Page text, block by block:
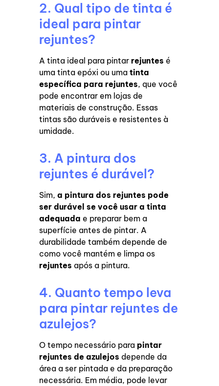
2. Qual tipo de tinta é
ideal para pintar
rejuntes?
A tinta ideal para pintar rejuntes é
uma tinta epóxi ou umatinta
específica para rejuntes, que você
pode encontrar em lojas de
materiais de construção. Essas
tintas são duráveis e resistentes à
umidade.
3. A pintura dos
rejuntes é durável?
Sim,a pintura dos rejuntes pode
ser durável se você usar a tinta
adequada e preparar bem a
superfície antes de pintar. A
durabilidade também depende de
como você mantém e limpa os
rejuntes após a pintura.
4. Quanto tempo leva
para pintar rejuntes de
azulejos?
O tempo necessário para pintar
rejuntes de azulejos depende da
área a ser pintada e da preparação
necessária. Em média, pode levar